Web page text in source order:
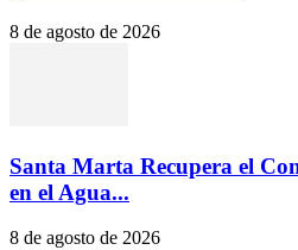
8 de agosto de 2026
Santa Marta Recupera el
en el Agua...
8 de agosto de 2026